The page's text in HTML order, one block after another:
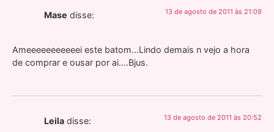
Mase disse: 13 de agosto de 2011 às 21:09
Ameeeeeeeeeeei este batom…Lindo demais n vejo a hora
de comprar e ousar por ai….Bjus.
Leila disse: 13 de agosto de 2011 às 20:52